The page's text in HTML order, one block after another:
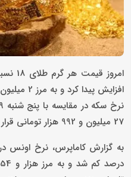
27 میلیون و 992 هزار تومانی قرار گرفت.